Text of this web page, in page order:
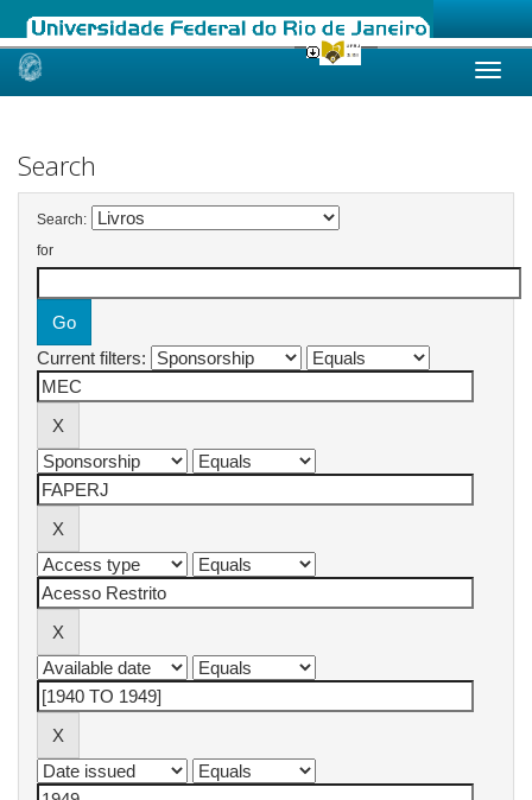
Skip
Search
Search:
for
Current filters: